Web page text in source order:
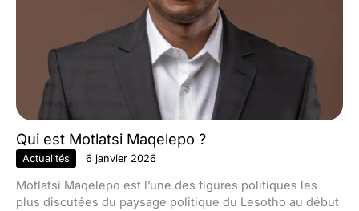
Qui est Motlatsi Maqelepo ?
Actualités 6 janvier 2026
Motlatsi Maqelepo est l’une des figures politiques les
plus discutées du paysage politique du Lesotho au début